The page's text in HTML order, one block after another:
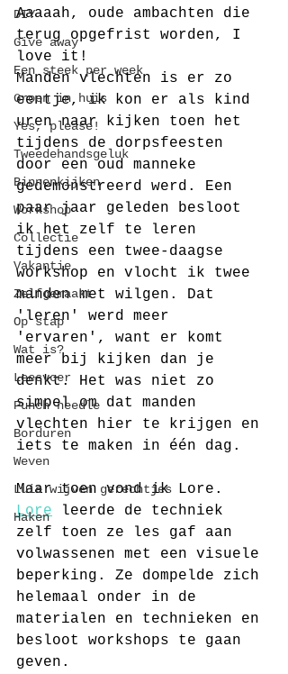
DIY
Give away
Een steek per week
Groen in huis
Yes, please!
Tweedehandsgeluk
Binnenkijken
Workshop
Collectie
Vakantie
Zelfgemaakt
Op stap
Wat is?
Leesvoer
Punch needle
Borduren
Weven
Luie wijven gerechtjes
Haken
Aaaaah, oude ambachten die
terug opgefrist worden, I
love it!
Manden vlechten is er zo
eentje, ik kon er als kind
uren naar kijken toen het
tijdens de dorpsfeesten
door een oud manneke
gedemonstreerd werd. Een
paar jaar geleden besloot
ik het zelf te leren
tijdens een twee-daagse
workshop en vlocht ik twee
manden met wilgen. Dat
'leren' werd meer
'ervaren', want er komt
meer bij kijken dan je
denkt. Het was niet zo
simpel om dat manden
vlechten hier te krijgen en
iets te maken in één dag.
Maar toen vond ik Lore.
Lore leerde de techniek
zelf toen ze les gaf aan
volwassenen met een visuele
beperking. Ze dompelde zich
helemaal onder in de
materialen en technieken en
besloot workshops te gaan
geven.